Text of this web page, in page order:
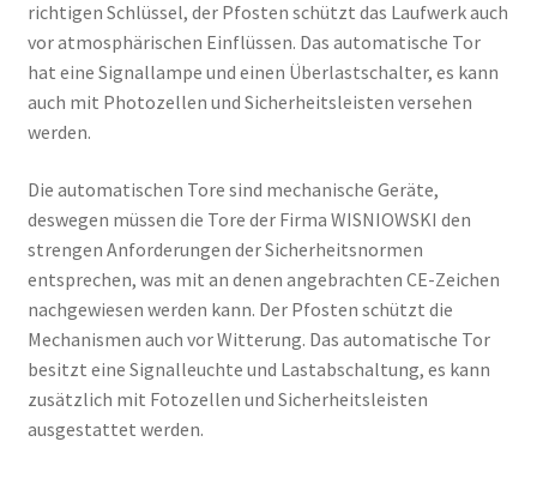
richtigen Schlüssel, der Pfosten schützt das Laufwerk auch
vor atmosphärischen Einflüssen. Das automatische Tor
hat eine Signallampe und einen Überlastschalter, es kann
auch mit Photozellen und Sicherheitsleisten versehen
werden.
Die automatischen Tore sind mechanische Geräte,
deswegen müssen die Tore der Firma WISNIOWSKI den
strengen Anforderungen der Sicherheitsnormen
entsprechen, was mit an denen angebrachten CE-Zeichen
nachgewiesen werden kann. Der Pfosten schützt die
Mechanismen auch vor Witterung. Das automatische Tor
besitzt eine Signalleuchte und Lastabschaltung, es kann
zusätzlich mit Fotozellen und Sicherheitsleisten
ausgestattet werden.